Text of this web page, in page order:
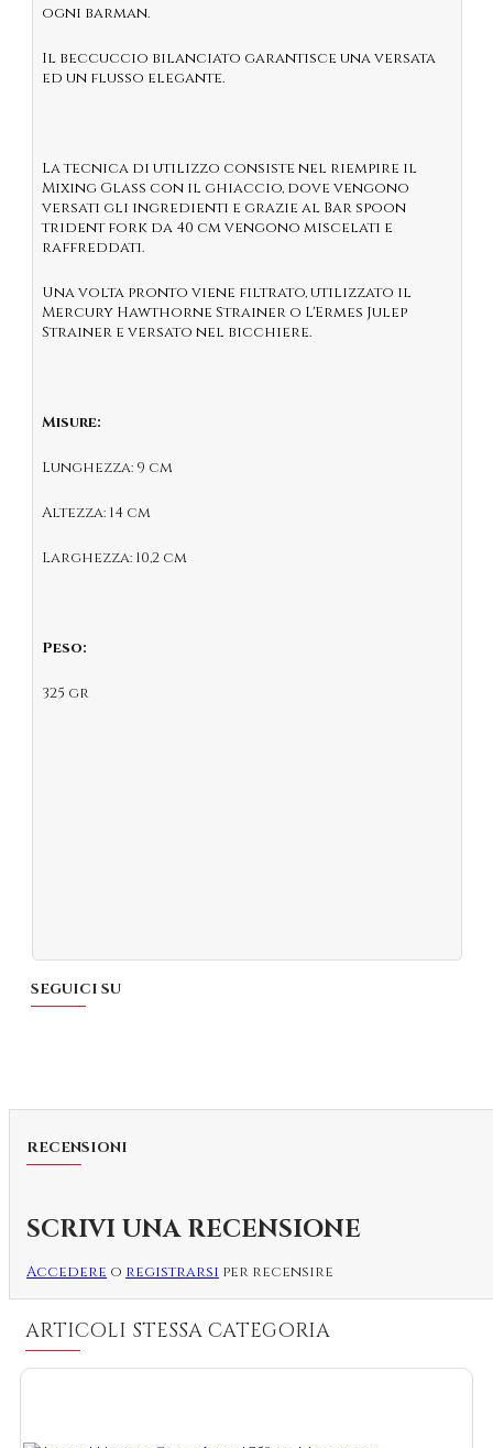
ogni barman.
Il beccuccio bilanciato garantisce una versata
ed un flusso elegante.
La tecnica di utilizzo consiste nel riempire il
Mixing Glass con il ghiaccio, dove vengono
versati gli ingredienti e grazie al Bar spoon
trident fork da 40 cm vengono miscelati e
raffreddati.
Una volta pronto viene filtrato, utilizzato il
Mercury Hawthorne Strainer o L'Ermes Julep
Strainer e versato nel bicchiere.
Misure:
Lunghezza: 9 cm
Altezza: 14 cm
Larghezza: 10,2 cm
Peso:
325 gr
SEGUICI SU
RECENSIONI
SCRIVI UNA RECENSIONE
Accedere o registrarsi per recensire
ARTICOLI STESSA CATEGORIA